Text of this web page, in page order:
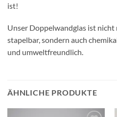
ist!
Unser Doppelwandglas ist
stapelbar, sondern auch
und umweltfreundlich.
ÄHNLICHE PRODUKTE